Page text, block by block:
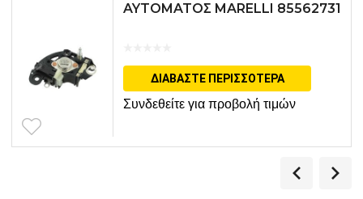
AYTOMATOΣ MARELLI 85562731
ΔΙΑΒΆΣΤΕ ΠΕΡΙΣΣΌΤΕΡΑ
Συνδεθείτε για προβολή τιμών